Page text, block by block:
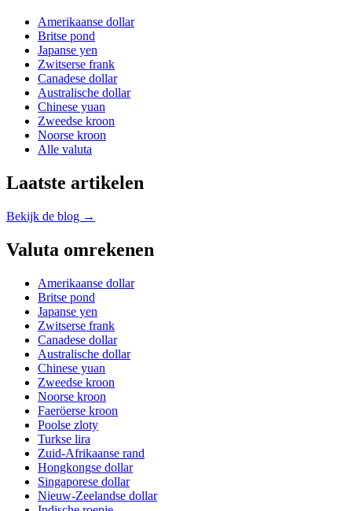
Amerikaanse dollar
Britse pond
Japanse yen
Zwitserse frank
Canadese dollar
Australische dollar
Chinese yuan
Zweedse kroon
Noorse kroon
Alle valuta
Laatste artikelen
Bekijk de blog →
Valuta omrekenen
Amerikaanse dollar
Britse pond
Japanse yen
Zwitserse frank
Canadese dollar
Australische dollar
Chinese yuan
Zweedse kroon
Noorse kroon
Faeröerse kroon
Poolse zloty
Turkse lira
Zuid-Afrikaanse rand
Hongkongse dollar
Singaporese dollar
Nieuw-Zeelandse dollar